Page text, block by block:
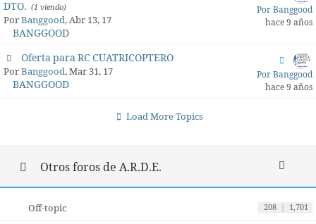
DTO. (1 viendo)
PorBanggood, Abr 13, 17
BANGGOOD
Por Banggood
hace 9 años
Oferta para RC CUATRICOPTERO
PorBanggood, Mar 31, 17
BANGGOOD
Por Banggood
hace 9 años
Load More Topics
Otros foros de A.R.D.E.
Off-topic 208 | 1,701